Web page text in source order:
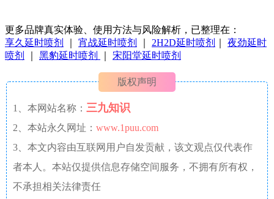
更多品牌真实体验、使用方法与风险解析，已整理在：
享久延时喷剂
宵战延时喷剂 2H2D延时喷剂
夜劲延时
喷剂
黑豹延时喷剂 宋阳堂延时喷剂
版权声明
1、本网站名称： 三九知识
2、本站永久网址： www.1puu.com
3、本文内容由互联网用户自发贡献，该文观点仅代表作
者本人。本站仅提供信息存储空间服务，不拥有所有权，
不承担相关法律责任